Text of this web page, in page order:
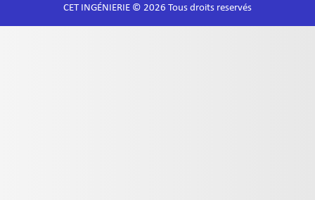
CET INGÉNIERIE © 2026 Tous droits reservés